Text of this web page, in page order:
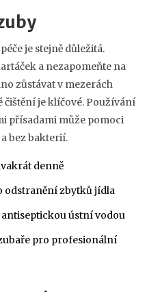
je stejně důležitá.
a nezapomeňte na
zůstávat v mezerách
čištění je klíčové. Používání
přísadami může pomoci
bez bakterií.
denně
odstranění zbytků jídla
ústní vodou
pro profesionální